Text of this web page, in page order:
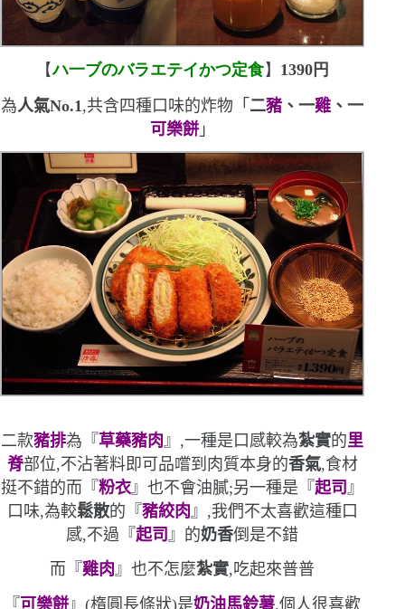
【ハ一ブのバラエテイかつ定食】 1390円
為人氣No.1 ,共含四種口味的炸物「 二豬 、一雞 、一
可樂餅」
二款豬排為『草藥豬肉 』,一種是口感較為紮實的里
脊部位,不沾著料即可品嚐到肉質本身的香氣,食材
挺不錯的而『粉衣 』也不會油膩;另一種是『起司 』
口味,為較鬆散的『豬絞肉 』,我們不太喜歡這種口
感,不過『起司 』的奶香倒是不錯
而『雞肉』也不怎麼紮實,吃起來普普
『 可樂餅』(楕圓長條狀)是奶油馬鈴薯,個人很喜歡